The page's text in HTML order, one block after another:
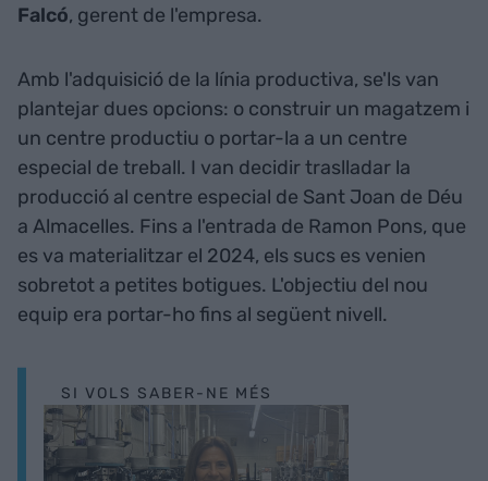
Falcó, gerent de l'empresa.
Amb l'adquisició de la línia productiva, se'ls van
plantejar dues opcions: o construir un magatzem i
un centre productiu o portar-la a un centre
especial de treball. I van decidir traslladar la
producció al centre especial de Sant Joan de Déu
a Almacelles. Fins a l'entrada de Ramon Pons, que
es va materialitzar el 2024, els sucs es venien
sobretot a petites botigues. L'objectiu del nou
equip era portar-ho fins al següent nivell.
SI VOLS SABER-NE MÉS